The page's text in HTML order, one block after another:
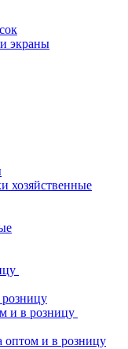
экраны
хозяйственные
и в розницу
оптом и в розницу